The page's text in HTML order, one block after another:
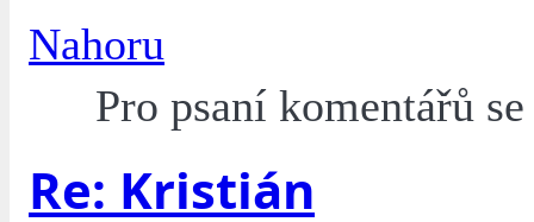
Nahoru
Pro psaní komentářů
Re: Kristián